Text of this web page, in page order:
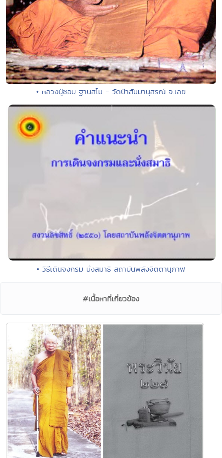
• หลวงปู่ชอบ ฐานสโม - วัดป่าสัมมานุสรณ์ จ.เลย
• วิธีเดินจงกรม นั่งสมาธิ สถาบันพลังจิตตานุภาพ
#เนื้อหาที่เกี่ยวข้อง